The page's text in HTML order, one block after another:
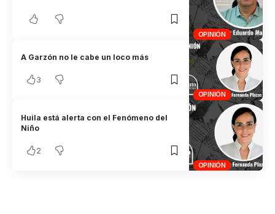
OPINIÓN
OPINIÓN
A Garzón no le cabe un loco más
3
OPINIÓN
Huila está alerta con el Fenómeno del
Niño
2